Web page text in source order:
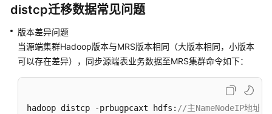
见
题
故
distcp迁移数据常见问题
版本差异问题
当源端集群Hadoop版本与MRS版本相同（大版本相同，小版本
可以存在差异），同步源端表业务数据至MRS集群命令如下：
hadoop distcp -prbugpcaxt hdfs: //主NameNodeIP地址: